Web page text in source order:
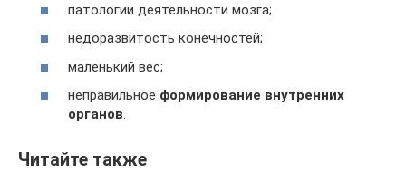
патологии деятельности мозга;
недоразвитость конечностей;
маленький вес;
неправильное формирование внутренних
органов.
Читайте также